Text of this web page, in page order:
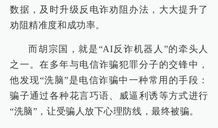
数据，及时升级反电诈劝阻办法，大大提升了
劝阻精准度和成功率。
而胡宗国，就是“AI反诈机器人”的牵头人
之一。在多年与电信诈骗犯罪分子的交锋中，
他发现“洗脑”是电信诈骗中一种常用的手段：
骗子通过各种花言巧语、威逼利诱等方式进行
“洗脑”，让受骗人放下心理防线，最终被骗。